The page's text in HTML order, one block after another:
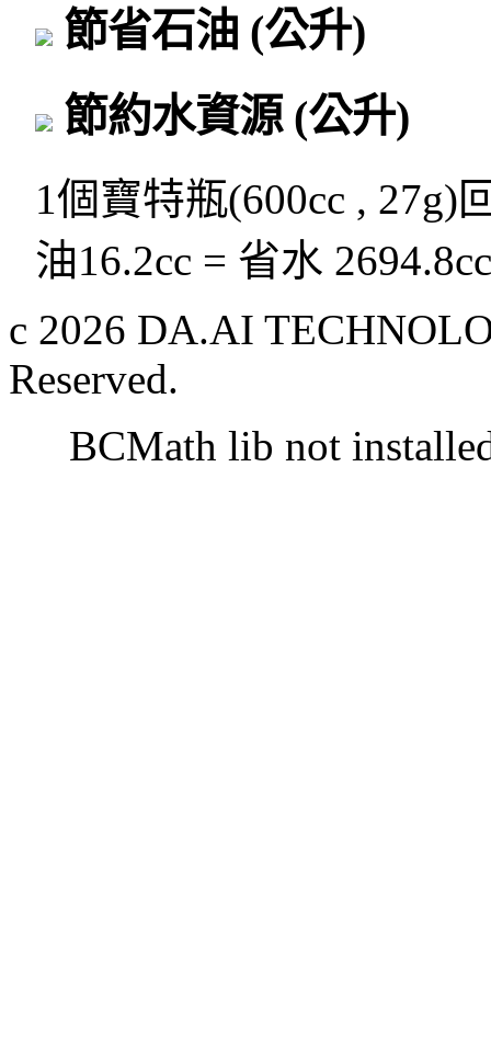
節省石油 (公升)
節約水資源 (公升)
1個寶特瓶(600cc , 27g)
油16.2cc = 省水
c 2026 DA.AI
Reserved.
BCMath lib not